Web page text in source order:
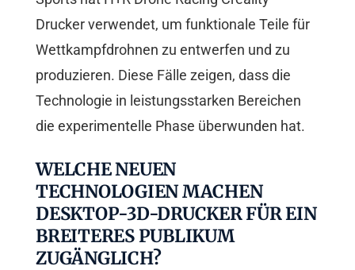
Drucker verwendet, um funktionale Teile für
Wettkampfdrohnen zu entwerfen und zu
produzieren. Diese Fälle zeigen, dass die
Technologie in leistungsstarken Bereichen
die experimentelle Phase überwunden hat.
WELCHE NEUEN
TECHNOLOGIEN MACHEN
DESKTOP-3D-DRUCKER FÜR EIN
BREITERES PUBLIKUM
ZUGÄNGLICH?